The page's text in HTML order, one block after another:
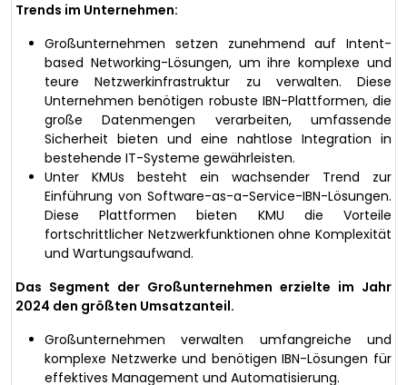
Trends im Unternehmen:
Großunternehmen setzen zunehmend auf Intent-
based Networking-Lösungen, um ihre komplexe und
teure Netzwerkinfrastruktur zu verwalten. Diese
Unternehmen benötigen robuste IBN-Plattformen, die
große Datenmengen verarbeiten, umfassende
Sicherheit bieten und eine nahtlose Integration in
bestehende IT-Systeme gewährleisten.
Unter KMUs besteht ein wachsender Trend zur
Einführung von Software-as-a-Service-IBN-Lösungen.
Diese Plattformen bieten KMU die Vorteile
fortschrittlicher Netzwerkfunktionen ohne Komplexität
und Wartungsaufwand.
Das Segment der Großunternehmen erzielte im Jahr
2024 den größten Umsatzanteil.
Großunternehmen verwalten umfangreiche und
komplexe Netzwerke und benötigen IBN-Lösungen für
effektives Management und Automatisierung.